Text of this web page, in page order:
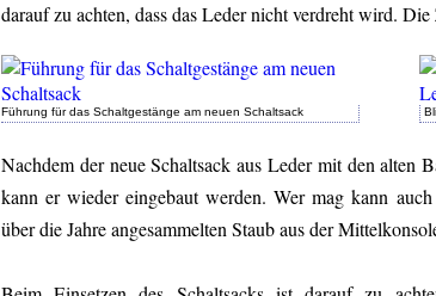
darauf zu achten, dass das Leder nicht verdreht wird.
Führung für das Schaltgestänge am neuen Schaltsack
Nachdem der neue Schaltsack aus Leder mit den alten
kann er wieder eingebaut werden. Wer mag kann
über die Jahre angesammelten Staub aus der